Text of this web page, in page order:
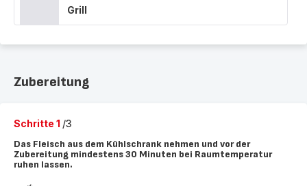
Grill
Zubereitung
Schritte 1 /3
Das Fleisch aus dem Kühlschrank nehmen und vor der
Zubereitung mindestens 30 Minuten bei Raumtemperatur
ruhen lassen.